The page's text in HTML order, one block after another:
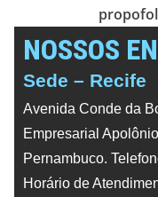
NOSSOS
Sede – Recife
Avenida Conde da
Empresarial
Pernambuco.
Horário de